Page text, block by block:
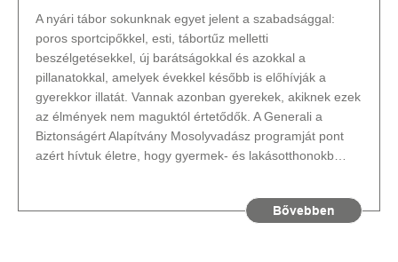
A nyári tábor sokunknak egyet jelent a szabadsággal:
poros sportcipőkkel, esti, tábortűz melletti
beszélgetésekkel, új barátságokkal és azokkal a
pillanatokkal, amelyek évekkel később is előhívják a
gyerekkor illatát. Vannak azonban gyerekek, akiknek ezek
az élmények nem maguktól értetődők. A Generali a
Biztonságért Alapítvány Mosolyvadász programját pont
azért hívtuk életre, hogy gyermek- és lakásotthonokb…
Bővebben